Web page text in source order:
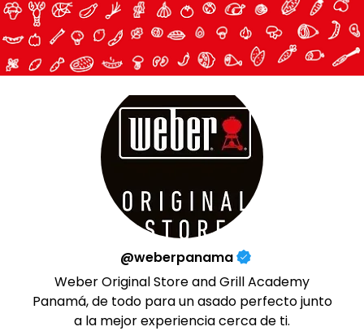
@weberpanama
Weber Original Store and Grill Academy
Panamá, de todo para un asado perfecto junto
a la mejor experiencia cerca de ti.